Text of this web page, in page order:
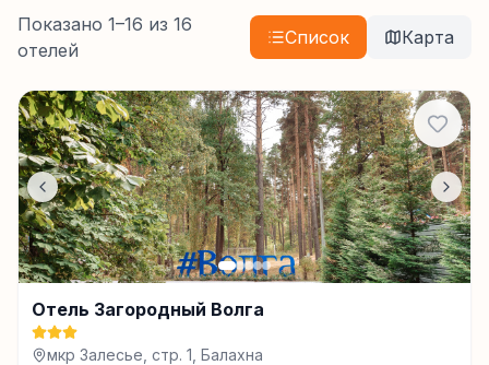
Показано 1–16 из 16
отелей
Список Карта
Отель Загородный Волга
мкр Залесье, стр. 1, Балахна